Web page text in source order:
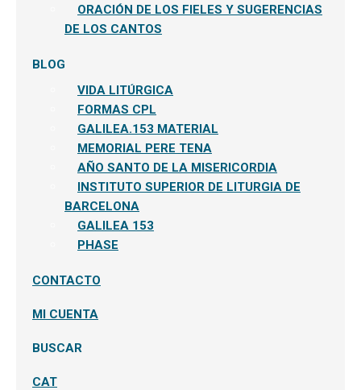
ORACIÓN DE LOS FIELES Y SUGERENCIAS
DE LOS CANTOS
BLOG
VIDA LITÚRGICA
FORMAS CPL
GALILEA.153 MATERIAL
MEMORIAL PERE TENA
AÑO SANTO DE LA MISERICORDIA
INSTITUTO SUPERIOR DE LITURGIA DE
BARCELONA
GALILEA 153
PHASE
CONTACTO
MI CUENTA
BUSCAR
CAT